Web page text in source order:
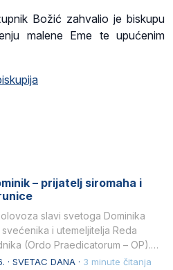
Božić zahvalio je biskupu
malene Eme te upućenim
– prijatelj siromaha i
slavi svetoga Dominika
svećenika i utemeljitelja Reda
(Ordo Praedicatorum – OP).
dubokom ljubavlju prema
· SVETAC DANA · 3 minute čitanja